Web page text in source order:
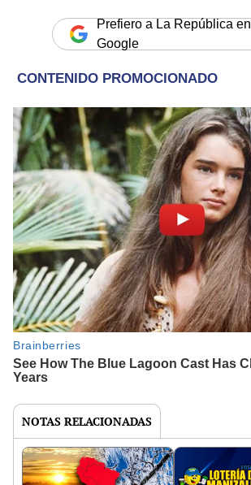
Prefiero a La República en
Google
NOTAS RELACIONADAS